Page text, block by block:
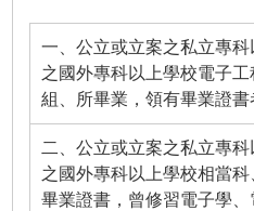
一、公立或立案之私立專
之國外專科以上學校電子工
組、所畢業，領有畢業證書
二、公立或立案之私立專
之國外專科以上學校相當
畢業證書，曾修習電子學